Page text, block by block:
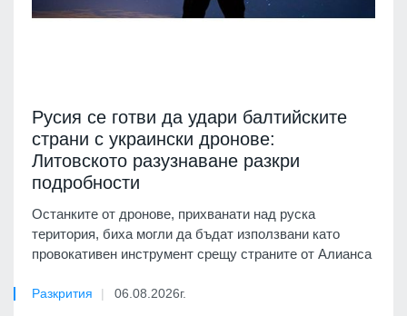
Русия се готви да удари балтийските
страни с украински дронове:
Литовското разузнаване разкри
подробности
Останките от дронове, прихванати над руска
територия, биха могли да бъдат използвани като
провокативен инструмент срещу страните от Алианса
Разкрития 06.08.2026г.